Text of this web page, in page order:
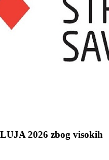
2026 zbog visokih